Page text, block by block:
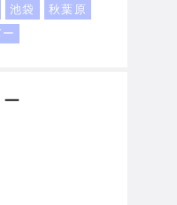
池袋
秋葉原